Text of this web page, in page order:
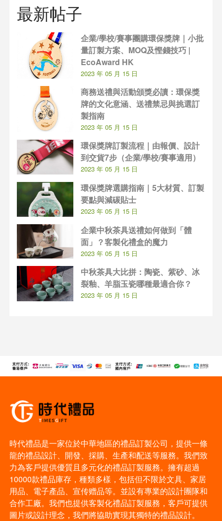
最新帖子
企業/學校/賽事團購環保獎牌｜小批
量訂製方案、MOQ及慳錢技巧 |
EcoAward HK
2023 年 05 月 15 日
商務送禮與活動頒獎必讀：環保獎
牌的文化意涵、送禮禁忌與挑選訂
製指南
2023 年 05 月 15 日
環保獎牌訂製流程｜由報價、設計
到交貨7步（企業/學校/賽事適用）
2023 年 05 月 15 日
環保獎牌選購指南｜5大材質、訂製
要點與減碳貼士
2023 年 05 月 15 日
企業中秋茶具送禮如何做到「體
面」？客製化禮盒的魔力
2023 年 05 月 15 日
中秋茶具大比拼：陶瓷、紫砂、冰
裂釉、羊脂玉瓷哪種最適合你？
2023 年 05 月 15 日
時代禮品是一家位於中華地區的禮品訂製公司，提供一條
龍的禮品設計、開發、採購、生產和配送等服務。我們致
力為客戶提供優質且多元化的禮品訂製服務。擁有超過
10000款禮品庫存，種類多樣，包括但不限於文具、家居
用品、電子產品、宣传赠品等。並設有專業的設計團隊和
合作工廠。我們也提供客製化禮品訂製服務，客戶可提供
圖片或設計理念，我們將協助實現其獨特的禮品設計。